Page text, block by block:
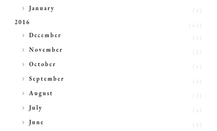
►
January
(3)
2016
(43)
►
December
(5)
►
November
(2)
►
October
►
September
(4)
►
August
(2)
►
July
(4)
►
June
(3)